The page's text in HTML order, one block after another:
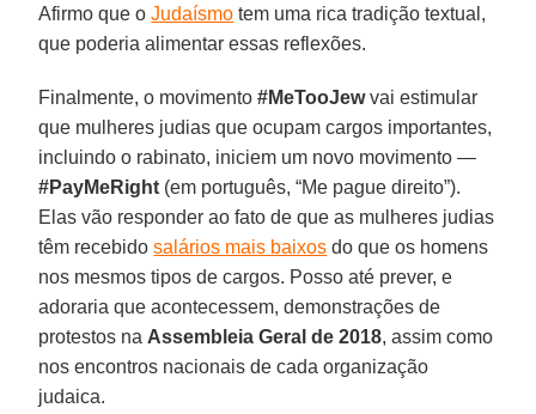
Afirmo que oJudaísmo tem uma rica tradição textual,
que poderia alimentar essas reflexões.
Finalmente, o movimento#MeTooJewvai estimular
que mulheres judias que ocupam cargos importantes,
incluindo o rabinato, iniciem um novo movimento —
#PayMeRight (em português, “Me pague direito”).
Elas vão responder ao fato de que as mulheres judias
têm recebidosalários mais baixos do que os homens
nos mesmos tipos de cargos. Posso até prever, e
adoraria que acontecessem, demonstrações de
protestos na Assembleia Geral de 2018, assim como
nos encontros nacionais de cada organização
judaica.